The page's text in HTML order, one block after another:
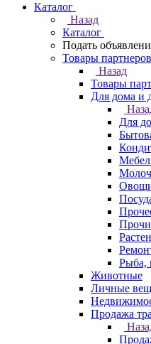
Каталог
Назад
Каталог
Подать
Товары партнеров
Назад
Товары
Для дома и
Для
Рыба,
Животные
Личные
Продажа